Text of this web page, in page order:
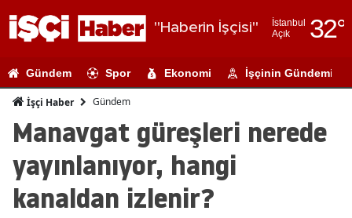
"Haberin İşçisi"
İstanbul
Açık
32°
Adıyaman
Ağrı
Gündem Spor Ekonomi İşçinin Gündemi
İşçi Haber Gündem
Manavgat güreşleri nerede
yayınlanıyor, hangi
kanaldan izlenir?